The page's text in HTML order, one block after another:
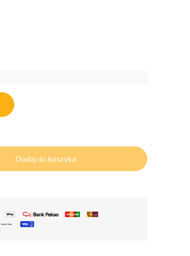
Dodaj do koszyka